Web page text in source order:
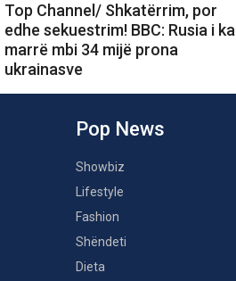
Top Channel/ Shkatërrim, por
edhe sekuestrim! BBC: Rusia i ka
marrë mbi 34 mijë prona
ukrainasve
Pop News
Showbiz
Lifestyle
Fashion
Shëndeti
Dieta